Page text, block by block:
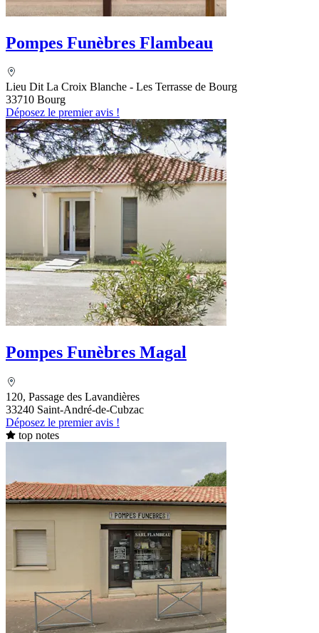
Pompes Funèbres Flambeau
Lieu Dit La Croix Blanche - Les Terrasse de Bourg
33710 Bourg
Déposez le premier avis !
Pompes Funèbres Magal
120, Passage des Lavandières
33240 Saint-André-de-Cubzac
Déposez le premier avis !
top notes